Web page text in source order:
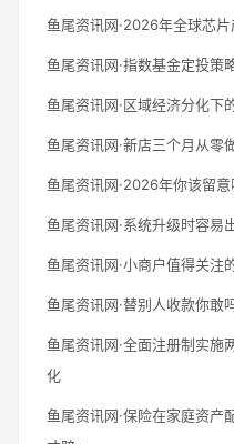
鱼尾资讯网·2026年全球芯
鱼尾资讯网·指数基金定投策
鱼尾资讯网·区域经济分化下
鱼尾资讯网·新店三个月从零
鱼尾资讯网·2026年你该留
鱼尾资讯网·系统升级时容易
鱼尾资讯网·小商户值得关注
鱼尾资讯网·替别人收款你敢
鱼尾资讯网·全面注册制实施
化
鱼尾资讯网·保险在家庭资产